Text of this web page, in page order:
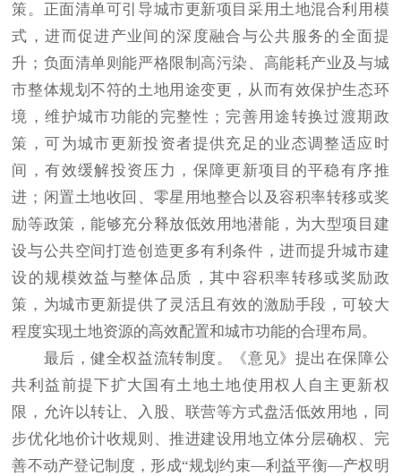
策。正面清单可引导城市更新项目采用土地混合利用模
式，进而促进产业间的深度融合与公共服务的全面提
升；负面清单则能严格限制高污染、高能耗产业及与城
市整体规划不符的土地用途变更，从而有效保护生态环
境，维护城市功能的完整性；完善用途转换过渡期政
策，可为城市更新投资者提供充足的业态调整适应时
间，有效缓解投资压力，保障更新项目的平稳有序推
进；闲置土地收回、零星用地整合以及容积率转移或奖
励等政策，能够充分释放低效用地潜能，为大型项目建
设与公共空间打造创造更多有利条件，进而提升城市建
设的规模效益与整体品质，其中容积率转移或奖励政
策，为城市更新提供了灵活且有效的激励手段，可较大
程度实现土地资源的高效配置和城市功能的合理布局。
最后，健全权益流转制度。《意见》提出在保障公
共利益前提下扩大国有土地土地使用权人自主更新权
限，允许以转让、入股、联营等方式盘活低效用地，同
步优化地价计收规则、推进建设用地立体分层确权、完
善不动产登记制度，形成“规划约束—利益平衡—产权明